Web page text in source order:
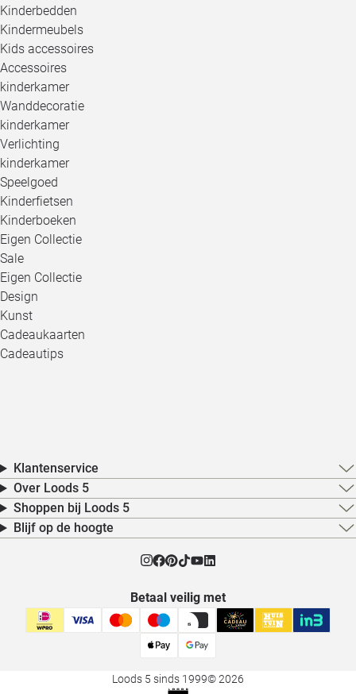
Kinderbedden
Kindermeubels
Kids accessoires
Accessoires
kinderkamer
Wanddecoratie
kinderkamer
Verlichting
kinderkamer
Speelgoed
Kinderfietsen
Kinderboeken
Eigen Collectie
Sale
Eigen Collectie
Design
Kunst
Cadeaukaarten
Cadeautips
Klantenservice
Over Loods 5
Shoppen bij Loods 5
Blijf op de hoogte
Betaal veilig met
Loods 5 sinds 1999© 2026